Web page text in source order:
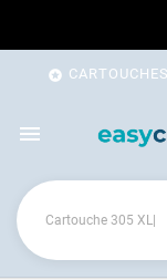

